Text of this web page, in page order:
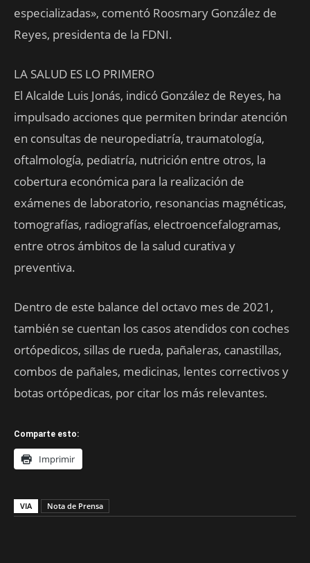
especializadas», comentó Roosmary González de
Reyes, presidenta de la FDNI.
LA SALUD ES LO PRIMERO
El Alcalde Luis Jonás, indicó González de Reyes, ha
impulsado acciones que permiten brindar atención
en consultas de neuropediatría, traumatología,
oftalmología, pediatría, nutrición entre otros, la
cobertura económica para la realización de
exámenes de laboratorio, resonancias magnéticas,
tomografías, radiografías, electroencefalogramas,
entre otros ámbitos de la salud curativa y
preventiva.
Dentro de este balance del octavo mes de 2021,
también se cuentan los casos atendidos con coches
ortópedicos, sillas de rueda, pañaleras, canastillas,
combos de pañales, medicinas, lentes correctivos y
botas ortópedicas, por citar los más relevantes.
Comparte esto:
Imprimir
VIA Nota de Prensa